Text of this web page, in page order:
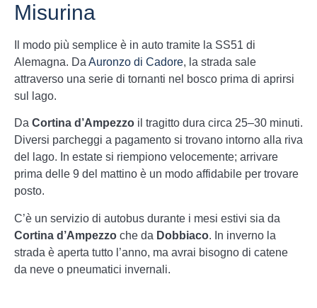
Misurina
Il modo più semplice è in auto tramite la SS51 di
Alemagna. Da Auronzo di Cadore, la strada sale
attraverso una serie di tornanti nel bosco prima di aprirsi
sul lago.
Da Cortina d’Ampezzo il tragitto dura circa 25–30 minuti.
Diversi parcheggi a pagamento si trovano intorno alla riva
del lago. In estate si riempiono velocemente; arrivare
prima delle 9 del mattino è un modo affidabile per trovare
posto.
C’è un servizio di autobus durante i mesi estivi sia da
Cortina d’Ampezzo che da Dobbiaco. In inverno la
strada è aperta tutto l’anno, ma avrai bisogno di catene
da neve o pneumatici invernali.